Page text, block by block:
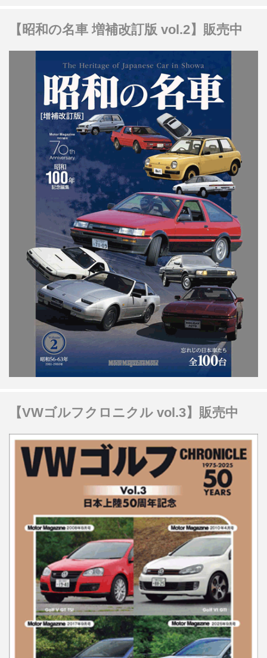
【昭和の名車 増補改訂版 vol.2】販売中
【VWゴルフクロニクル vol.3】販売中